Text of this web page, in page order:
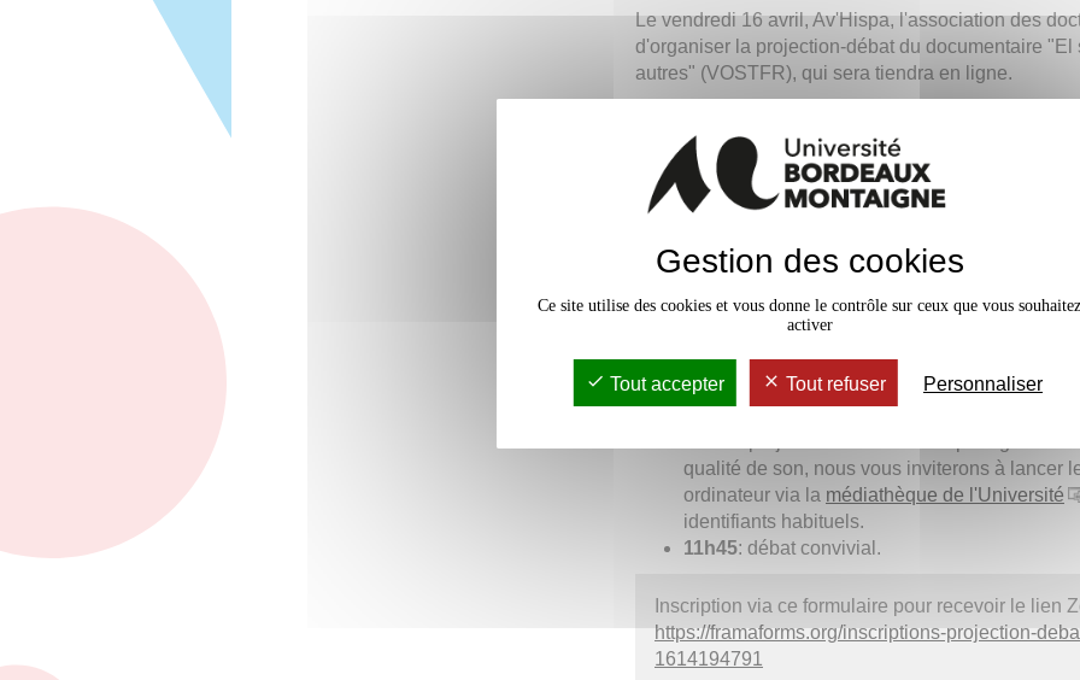
Le vendredi 16 avril, Av'Hispa, l'association des
d'organiser la projection-débat du documentaire
autres" (VOSTFR), qui sera tiendra en ligne.
Synopsis :
"1977. Deux ans après la mort de
transition démocratique, l’Espagne vote la loi
prisonniers politiques mais interdit également le
Les exactions commises sous la dictature et
(disparitions, exécutions sommaires, vols de
sous silence. Mais depuis quelques années, des
franquisme, saisissent la justice à 10.000
Argentine, pour rompre ce « pacte de l’oubli » et
Programme de la séance :
: rendez-vous sur Zoom pour une
: projection du film via un partage
qualité de son, nous vous inviterons à lancer
ordinateur via la médiathèque de l'Université
identifiants
11h45: débat convivial.
Inscription via ce formulaire pour recevoir le lien
https://framaforms.org/inscriptions-projection-
1614194791
Gestion des cookies
Ce site utilise des cookies et vous donne le contrôle sur ceux que vous souhaitez
activer
Tout accepter Tout refuser Personnaliser